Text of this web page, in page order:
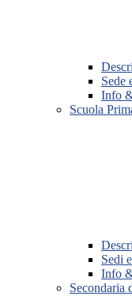
Sede
Info
Scuola
Sedi
Info
Secondaria